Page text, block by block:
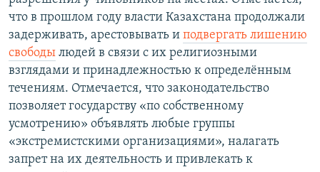
что в прошлом году власти Казахстана продолжали
задерживать, арестовывать и подвергать лишению
свободы людей в связи с их религиозными
взглядами и принадлежностью к определённым
течениям. Отмечается, что законодательство
позволяет государству «по собственному
усмотрению» объявлять любые группы
«экстремистскими организациями», налагать
запрет на их деятельность и привлекать к